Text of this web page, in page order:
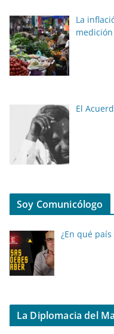
La
medición
El
Soy Comunicólogo
¿En qué
La Diplomacia del